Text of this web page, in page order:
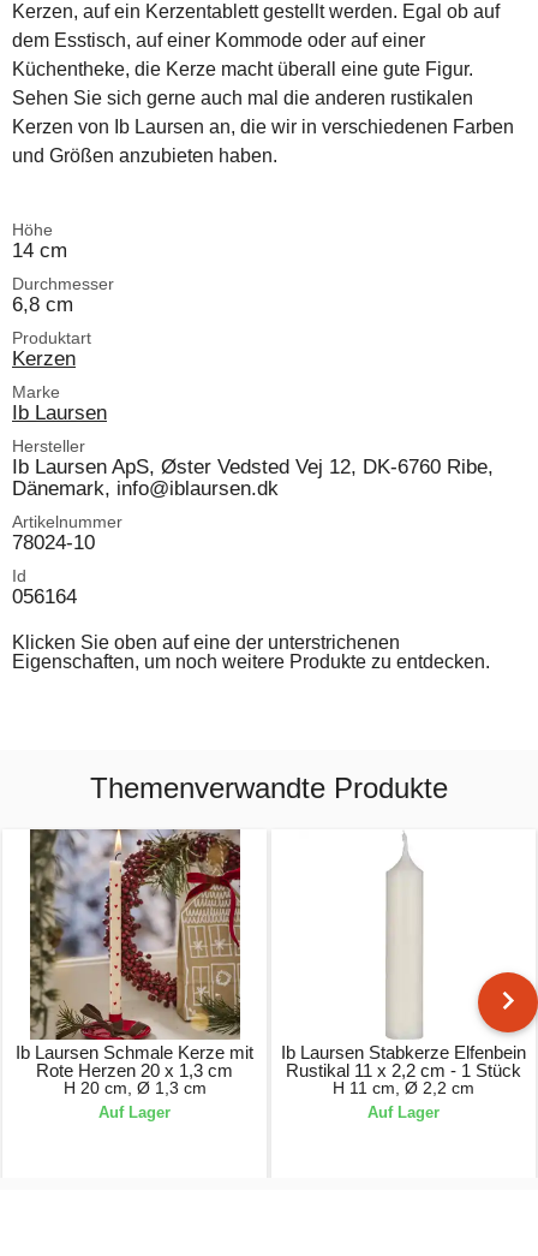
Kerzen, auf ein Kerzentablett gestellt werden. Egal ob auf
dem Esstisch, auf einer Kommode oder auf einer
Küchentheke, die Kerze macht überall eine gute Figur.
Sehen Sie sich gerne auch mal die anderen rustikalen
Kerzen von Ib Laursen an, die wir in verschiedenen Farben
und Größen anzubieten haben.
Höhe
14 cm
Durchmesser
6,8 cm
Produktart
Kerzen
Marke
Ib Laursen
Hersteller
Ib Laursen ApS, Øster Vedsted Vej 12, DK-6760 Ribe,
Dänemark, info@iblaursen.dk
Artikelnummer
78024-10
Id
056164
Klicken Sie oben auf eine der unterstrichenen
Eigenschaften, um noch weitere Produkte zu entdecken.
Themenverwandte Produkte
Ib Laursen Schmale Kerze mit
Rote Herzen 20 x 1,3 cm
H 20 cm, Ø 1,3 cm
Auf Lager
Ib Laursen Stabkerze Elfenbein
Rustikal 11 x 2,2 cm - 1 Stück
H 11 cm, Ø 2,2 cm
Auf Lager